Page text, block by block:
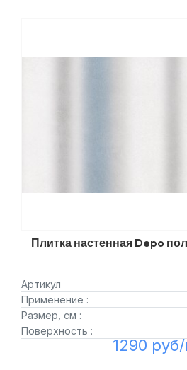
Плитка настенная Depo
Артикул
Применение :
Размер, см :
Поверхность :
1290